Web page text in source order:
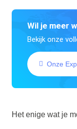
Wil je meer
Bekijk onze
Onze
Het enige wat je